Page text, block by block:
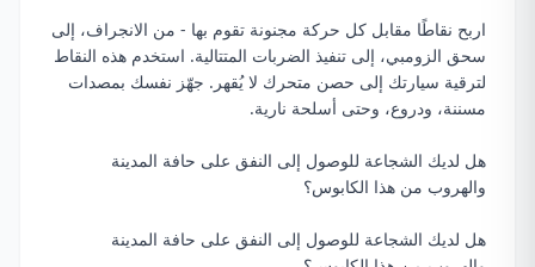
اربح نقاطًا مقابل كل حركة مجنونة تقوم بها - من الانجراف، إلى
سحق الزومبي، إلى تنفيذ الضربات المتتالية. استخدم هذه النقاط
لترقية سيارتك إلى حصن متحرك لا يُقهر. جهّز نفسك بمصدات
مسننة، ودروع، وحتى أسلحة نارية.
هل لديك الشجاعة للوصول إلى النفق على حافة المدينة
والهروب من هذا الكابوس؟
هل لديك الشجاعة للوصول إلى النفق على حافة المدينة